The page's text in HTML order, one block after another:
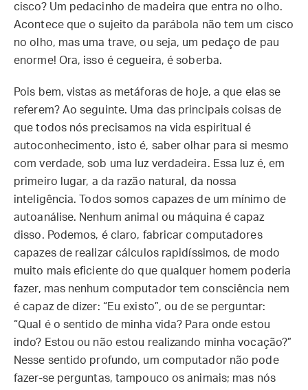
cisco? Um pedacinho de madeira que entra no olho.
Acontece que o sujeito da parábola não tem um cisco
no olho, mas uma trave, ou seja, um pedaço de pau
enorme! Ora, isso é cegueira, é soberba.
Pois bem, vistas as metáforas de hoje, a que elas se
referem? Ao seguinte. Uma das principais coisas de
que todos nós precisamos na vida espiritual é
autoconhecimento, isto é, saber olhar para si mesmo
com verdade, sob uma luz verdadeira. Essa luz é, em
primeiro lugar, a da razão natural, da nossa
inteligência. Todos somos capazes de um mínimo de
autoanálise. Nenhum animal ou máquina é capaz
disso. Podemos, é claro, fabricar computadores
capazes de realizar cálculos rapidíssimos, de modo
muito mais eficiente do que qualquer homem poderia
fazer, mas nenhum computador tem consciência nem
é capaz de dizer: “Eu existo”, ou de se perguntar:
“Qual é o sentido de minha vida? Para onde estou
indo? Estou ou não estou realizando minha vocação?”
Nesse sentido profundo, um computador não pode
fazer-se perguntas, tampouco os animais; mas nós